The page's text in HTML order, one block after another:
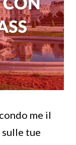
me il
tue